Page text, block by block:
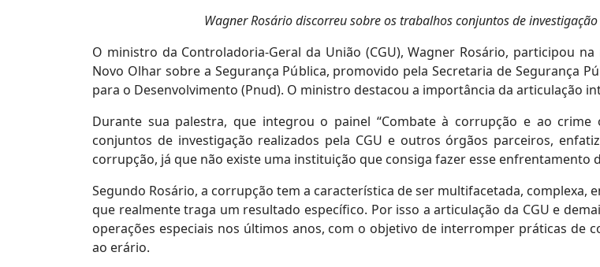
Wagner Rosário discorreu sobre os trabalhos conjuntos de
O ministro da Controladoria-Geral da União (CGU), Wagner Rosário, participou
Novo Olhar sobre a Segurança Pública, promovido pela Secretaria de Segurança
para o Desenvolvimento (Pnud). O ministro destacou a importância da articulação
Durante sua palestra, que integrou o painel “Combate à corrupção e ao
conjuntos de investigação realizados pela CGU e outros órgãos parceiros,
corrupção, já que não existe uma instituição que consiga fazer esse enfrentamento
Segundo Rosário, a corrupção tem a característica de ser multifacetada,
que realmente traga um resultado específico. Por isso a articulação da CGU e
operações especiais nos últimos anos, com o objetivo de interromper práticas de
ao erário.